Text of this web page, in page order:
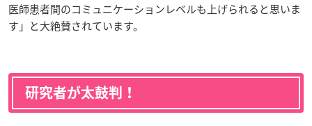
医師患者間のコミュニケーションレベルも上げられると思いま
す」と大絶賛されています。
研究者が太鼓判！